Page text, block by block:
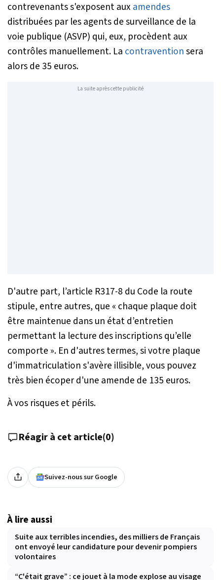
contrevenants s'exposent aux amendes
distribuées par les agents de surveillance de la
voie publique (ASVP) qui, eux, procèdent aux
contrôles manuellement. La contraventionsera
alors de 35 euros.
La suite après cette publicité
D'autre part, l’article R317-8 du Code la route
stipule, entre autres, que « chaque plaque doit
être maintenue dans un état d’entretien
permettant la lecture des inscriptions qu’elle
comporte ». En d'autres termes, si votre plaque
d'immatriculation s'avère illisible, vous pouvez
très bien écoper d'une amende de 135 euros.
À vos risques et périls.
Réagir à cet article(0)
Suivez-nous sur Google
À lire aussi
Suite aux terribles incendies, des milliers de Français
ont envoyé leur candidature pour devenir pompiers
volontaires
“C'était grave” : ce jouet à la mode explose au visage